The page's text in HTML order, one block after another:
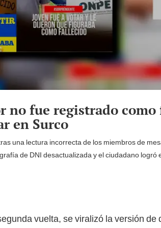
no fue registrado
en Surco
una lectura incorrecta de los miembros de
de DNI desactualizada y el ciudadano logró
vuelta, se viralizó la versión